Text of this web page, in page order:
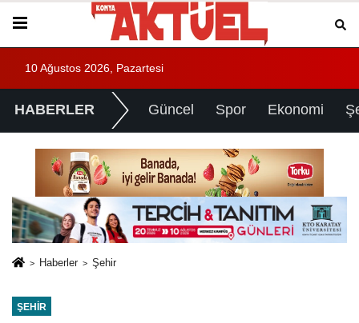
10 Ağustos 2026, Pazartesi
HABERLER Güncel Spor Ekonomi
Haberler Şehir
ŞEHIR